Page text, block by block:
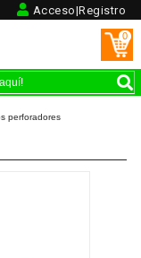
Acceso|Registro
0
perforadores